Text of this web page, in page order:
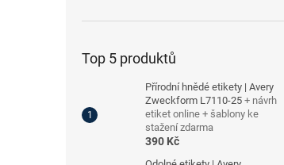
Top 5 produktů
Přírodní hnědé etikety | Avery
Zweckform L7110-25 + návrh
etiket online + šablony ke
stažení zdarma
390 Kč